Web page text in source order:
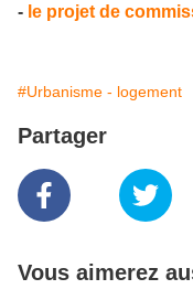
- le projet de
#Urbanisme - logement
Partager
Vous aimerez